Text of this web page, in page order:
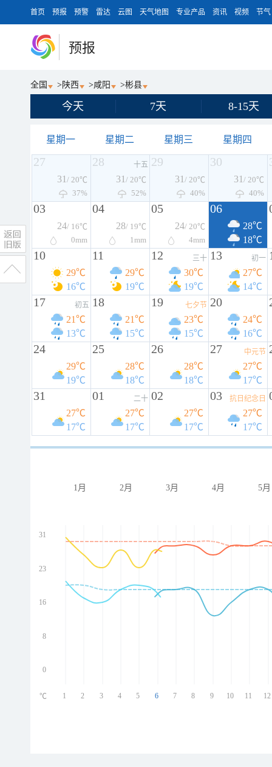
首页 预报 预警 雷达 云图 天气地图 专业产品 资讯 视频 节气
预报
全国 > 陕西 >咸阳 >彬县
今天 7天 8-15天
星期一 星期二 星期三 星期四
27
31 / 20℃
37%
28 十五
31 / 20℃
52%
29
31 / 20℃
40%
30
31 / 20℃
40%
03
24/ 16℃
0mm
04
28/ 19℃
1mm
05
24/ 20℃
4mm
06
28℃
18℃
10
29℃
16℃
11
29℃
19℃
12 三十
30℃
19℃
13 初一
27℃
14℃
17 初五
21℃
13℃
18
21℃
15℃
19 七夕节
23℃
15℃
20
24℃
16℃
24
29℃
19℃
25
28℃
18℃
26
28℃
18℃
27 中元节
27℃
17℃
31
27℃
17℃
01 二十
27℃
17℃
02
27℃
17℃
03 抗日纪念日
27℃
17℃
1月 2月 3月 4月 5月
31
23
16
8
0
1 2 3 4 5 6 7 8 9 10 11 12
℃